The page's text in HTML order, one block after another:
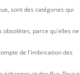
sont des catégories qui
obsolètes, parce qu'elles ne
de l'imbrication des